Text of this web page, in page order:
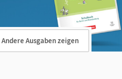
Andere Ausgaben zeigen